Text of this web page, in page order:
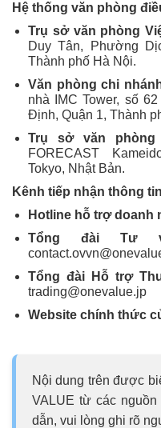
Hệ thống văn phòng
Trụ sở văn phòng
Duy Tân, Phường
Thành phố Hà Nội.
Văn phòng chi
nhà IMC Tower, số
Định, Quận 1, Thành
Trụ sở văn phòng
FORECAST
Tokyo, Nhật Bản.
Kênh tiếp nhận thông
Hotline hỗ trợ doanh
Tổng đài Tư
Tổng đài Hỗ trợ
trading@onevalue.jp
Website chính thức
Nội dung trên được
VALUE từ các
dẫn, vui lòng ghi rõ